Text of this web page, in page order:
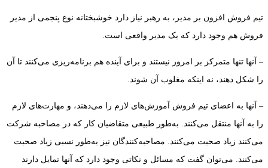
تیم فروش افزون بر مدیر، به رهبر نیاز دارد خوشبختانه نوع پنجمی از مدیر
فروش هم وجود دارد که یک مدیر واقعی است.
– آنها تنها متمرکز بر امروز نیستند و برای آینده هم برنامه‌ریزی می‌کنند تا آن
را شکل دهند، نه اینکه مغلوب آن شوند.
– آنها به اعضای تیم فروش آموزش‌های لازم را می‌دهند، و مهارت‌های لازم
را به آنها منتقل می‌کنند. به‌طور طبیعی متقاضیان کار که در مصاحبه شرکت
می‌کنند زیاد صحبت می‌کنند. مصاحبه‌کنندگان نیز به‌طور نسبی زیاد صحبت
می‌کنند. می‌توان گفت که مسائل و نکاتی وجود دارد که آنها تمایل دارند